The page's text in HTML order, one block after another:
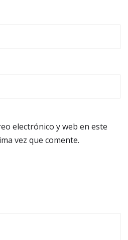
electrónico y web en este
vez que comente.